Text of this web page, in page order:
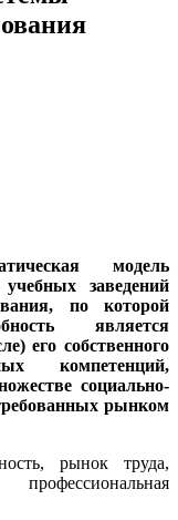
модель
заведений
по которой
является
его собственного
компетенций,
социально-
рынком
рынок труда,